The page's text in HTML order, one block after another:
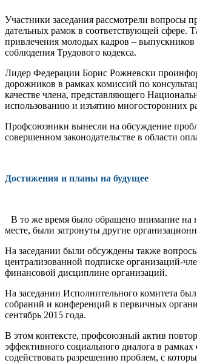
Участники заседания рассмотрели вопросы
дательных рамок в соответствующей сфере.
привле­чения молодых кадров –
соблюдения Трудо­вого кодекса.
Лидер Федерации Борис Рожневски
до­рожников в рамках комиссий по
качестве члена, представляющего
использованию и изъятию многосторонних
Профсоюзники вынесли на обсуждение
совершенном законодательстве в области
Достижения и планы на будущее
В то же время было обращено внимание на
месте, были затронуты другие
На заседании были обсуждены также
центра­лизованной подписке организаций-
финансовой дисциплине организаций.
На заседании Исполнительного комитета
соб­раний и конференций в первичных
сентябрь 2015 года.
В этом контексте, профсоюзный актив
эффективного социального диалога в
содействовать разрешению проблем, с